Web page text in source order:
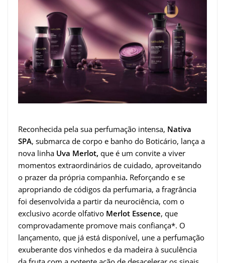
Reconhecida pela sua perfumação intensa, Nativa
SPA, submarca de corpo e banho do Boticário, lança a
nova linha Uva Merlot, que é um convite a viver
momentos extraordinários de cuidado, aproveitando
o prazer da própria companhia. Reforçando e se
apropriando de códigos da perfumaria, a fragrância
foi desenvolvida a partir da neurociência, com o
exclusivo acorde olfativo Merlot Essence, que
comprovadamente promove mais confiança*. O
lançamento, que já está disponível, une a perfumação
exuberante dos vinhedos e da madeira à suculência